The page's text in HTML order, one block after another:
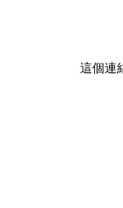
這個連